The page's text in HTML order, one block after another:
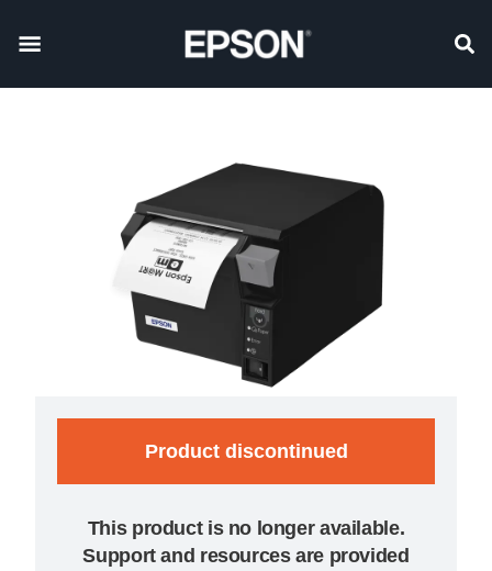
Product discontinued
This product is no longer available.
Support and resources are provided